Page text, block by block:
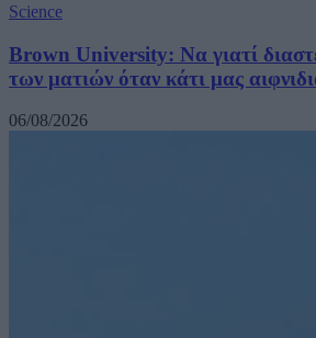
Science
Brown University: Να γιατί
των ματιών όταν κάτι μας
06/08/2026